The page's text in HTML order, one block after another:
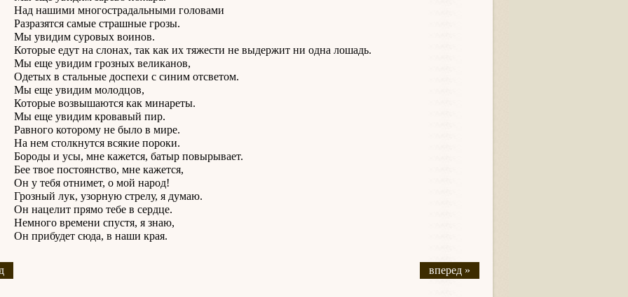
многострадальными головами
самые страшные грозы.
суровых воинов.
едут на слонах, так как их тяжести не выдержит ни одна лошадь.
увидим грозных великанов,
в стальные доспехи с синим отсветом.
увидим молодцов,
возвышаются как минареты.
увидим кровавый пир.
которому не было в мире.
столкнутся всякие пороки.
и усы, мне кажется, батыр повырывает.
постоянство, мне кажется,
отнимет, о мой народ!
лук, узорную стрелу, я думаю.
прямо тебе в сердце.
времени спустя, я знаю,
сюда, в наши края.
вперед »